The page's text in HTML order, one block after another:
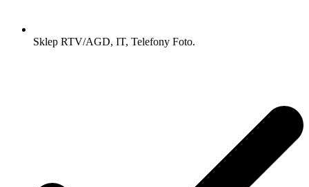
Sklep RTV/AGD, IT, Telefony Foto.